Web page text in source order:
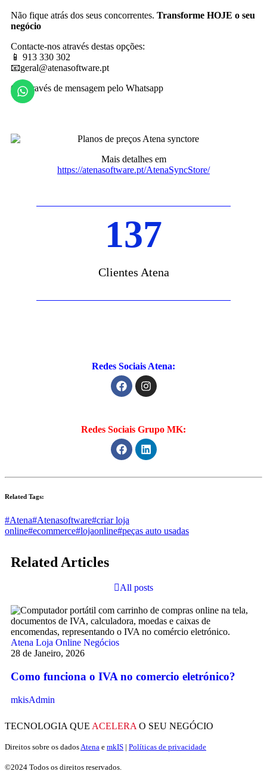
Não fique atrás dos seus concorrentes. Transforme HOJE o seu
negócio
Contacte-nos através destas opções:
📱 913 330 302
📧geral@atenasoftware.pt
Ou através de mensagem pelo Whatsapp
Mais detalhes em
https://atenasoftware.pt/AtenaSyncStore/
137
Clientes Atena
Redes Sociais Atena:
Redes Sociais Grupo MK:
Related Tags:
#Atena#Atenasoftware#criar loja
online#ecommerce#lojaonline#peças auto usadas
Related Articles
All posts
Atena Loja Online Negócios
28 de Janeiro, 2026
Como funciona o IVA no comercio eletrónico?
mkisAdmin
TECNOLOGIA QUE ACELERA O SEU NEGÓCIO
Direitos sobre os dados Atena e mkIS | Políticas de privacidade
©2024 Todos os direitos reservados.